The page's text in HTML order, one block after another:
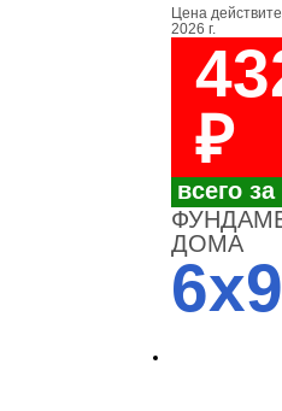
Цена
2026 г.
₽
всего за
ДОМА
6x9